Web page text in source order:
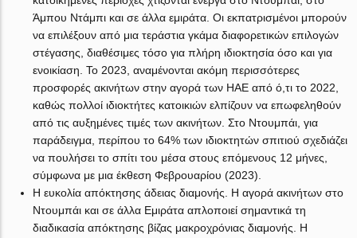
Άμπου Ντάμπι και σε άλλα εμιράτα. Οι εκπατρισμένοι μπορούν
να επιλέξουν από μια τεράστια γκάμα διαφορετικών επιλογών
στέγασης, διαθέσιμες τόσο για πλήρη ιδιοκτησία όσο και για
ενοικίαση. Το 2023, αναμένονται ακόμη περισσότερες
προσφορές ακινήτων στην αγορά των ΗΑΕ από ό,τι το 2022,
καθώς πολλοί ιδιοκτήτες κατοικιών ελπίζουν να επωφεληθούν
από τις αυξημένες τιμές των ακινήτων. Στο Ντουμπάι, για
παράδειγμα, περίπου το 64% των ιδιοκτητών σπιτιού σχεδιάζει
να πουλήσει το σπίτι του μέσα στους επόμενους 12 μήνες,
σύμφωνα με μια έκθεση Φεβρουαρίου (2023).
Η ευκολία απόκτησης άδειας διαμονής. Η αγορά ακινήτων στο
Ντουμπάι και σε άλλα Εμιράτα απλοποιεί σημαντικά τη
διαδικασία απόκτησης βίζας μακροχρόνιας διαμονής. Η